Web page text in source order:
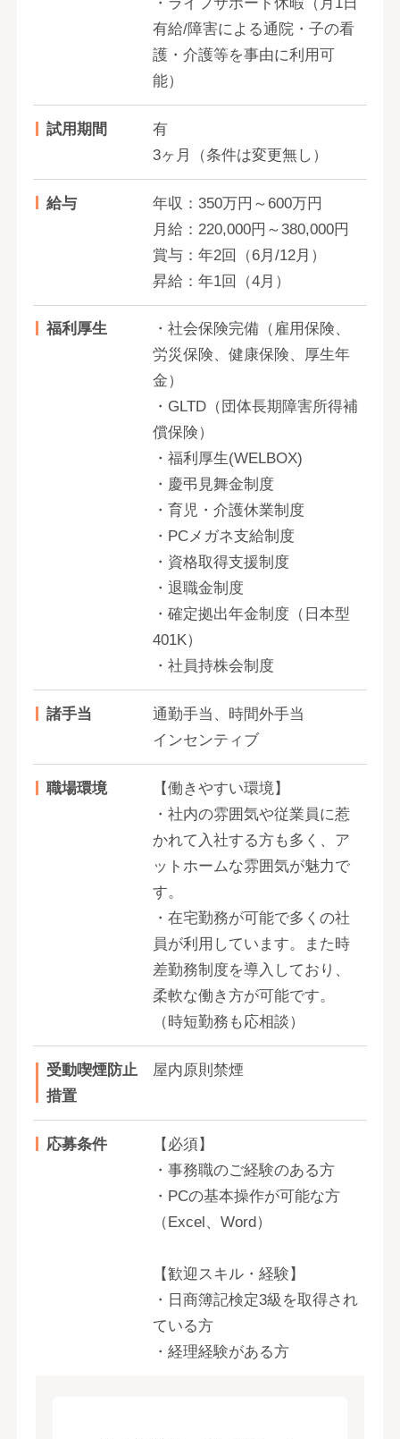
有給/障害による通院・子の看
護・介護等を事由に利用可
能）
試用期間
有
3ヶ月（条件は変更無し）
給与
年収：350万円～600万円
月給：220,000円～380,000円
賞与：年2回（6月/12月）
昇給：年1回（4月）
福利厚生
・社会保険完備（雇用保険、
労災保険、健康保険、厚生年
金）
・GLTD（団体長期障害所得補
償保険）
・福利厚生(WELBOX)
・慶弔見舞金制度
・育児・介護休業制度
・PCメガネ支給制度
・資格取得支援制度
・退職金制度
・確定拠出年金制度（日本型
401K）
・社員持株会制度
諸手当
通勤手当、時間外手当
インセンティブ
職場環境
【働きやすい環境】
・社内の雰囲気や従業員に惹
かれて入社する方も多く、ア
ットホームな雰囲気が魅力で
す。
・在宅勤務が可能で多くの社
員が利用しています。また時
差勤務制度を導入しており、
柔軟な働き方が可能です。
（時短勤務も応相談）
受動喫煙防止
措置
屋内原則禁煙
応募条件
【必須】
・事務職のご経験のある方
・PCの基本操作が可能な方
（Excel、Word）
【歓迎スキル・経験】
・日商簿記検定3級を取得され
ている方
・経理経験がある方